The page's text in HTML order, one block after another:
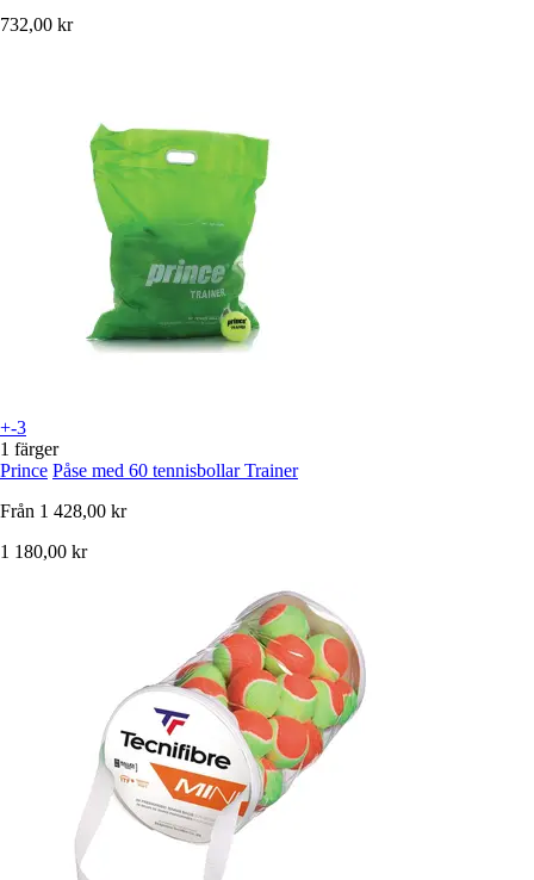
732,00 kr
+-3
1 färger
Prince Påse med 60 tennisbollar Trainer
Från 1 428,00 kr
1 180,00 kr